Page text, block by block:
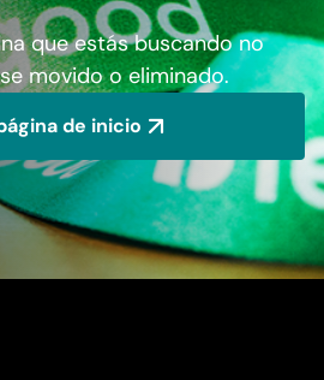
que estás buscando no
movido o eliminado.
de inicio